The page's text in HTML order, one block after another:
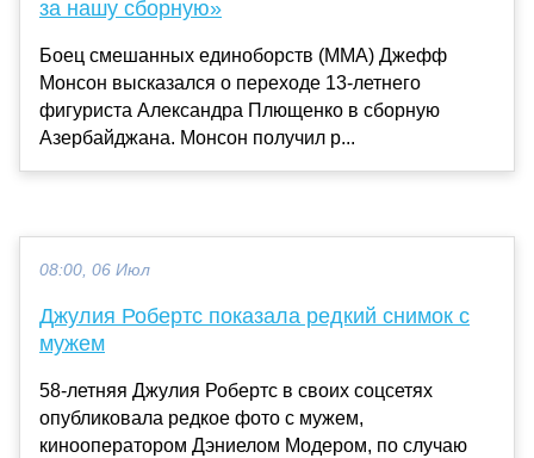
за нашу сборную»
Боец смешанных единоборств (ММА) Джефф
Монсон высказался о переходе 13-летнего
фигуриста Александра Плющенко в сборную
Азербайджана. Монсон получил р...
08:00, 06 Июл
Джулия Робертс показала редкий снимок с
мужем
58-летняя Джулия Робертс в своих соцсетях
опубликовала редкое фото с мужем,
кинооператором Дэниелом Модером, по случаю